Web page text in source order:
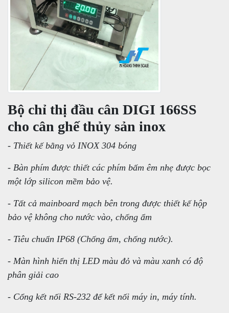
Bộ chỉ thị đầu cân DIGI 166SS
cho cân ghế thủy sản inox
- Thiết kế bằng vỏ INOX 304 bóng
- Bàn phím được thiết các phím bấm êm nhẹ được bọc
một lớp silicon mềm bảo vệ.
- Tất cả mainboard mạch bên trong được thiết kế hộp
bảo vệ không cho nước vào, chống ẩm
- Tiêu chuẩn IP68 (Chống ẩm, chống nước).
- Màn hình hiển thị LED màu đỏ và màu xanh có độ
phân giải cao
- Cổng kết nối RS-232 để kết nối máy in, máy tính.